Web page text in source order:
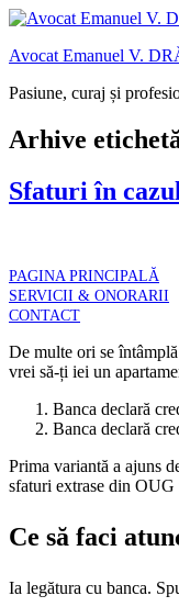
Sari
conținut
Avocat Emanuel V.
Pasiune, curaj și
Arhive
Sfaturi în
PAGINA PRINCIPALĂ
SERVICII & ONORARII
CONTACT
De multe ori se
vrei să-ți iei un
Banca declară
Banca declară
Prima variantă a ajuns
sfaturi extrase din
Ce să faci
Ia legătura cu banca.